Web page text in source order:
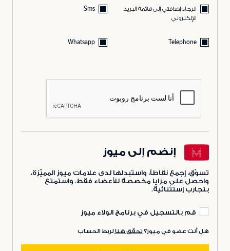
الرجاء إضافتي إلى قائمة البريد
الإلكتروني
Sms
Telephone
Whatsapp
إنضم إلى ميوز
تسوّق، إجمع نقاطاً، واستبدلها لدى علامات ميوز المميّزة،
واحصل على مزايا مخصصة للأعضاء فقط، واستمتع
بتجارب إستثنائية.
قم بالتسجيل في برنامج الولاء ميوز
هل أنت عضو في ميوز؟ تحقق هنا لربط الحساب